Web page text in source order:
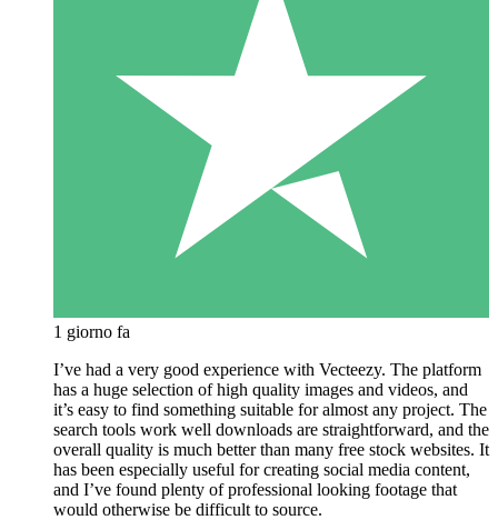
1 giorno fa
I’ve had a very good experience with Vecteezy. The platform
has a huge selection of high quality images and videos, and
it’s easy to find something suitable for almost any project. The
search tools work well downloads are straightforward, and the
overall quality is much better than many free stock websites. It
has been especially useful for creating social media content,
and I’ve found plenty of professional looking footage that
would otherwise be difficult to source.